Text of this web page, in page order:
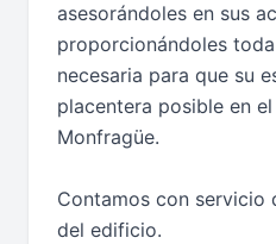
asesorándoles en sus
proporcionándoles
necesaria para que su
placentera posible en
Monfragüe.
Contamos con servicio
del edificio.